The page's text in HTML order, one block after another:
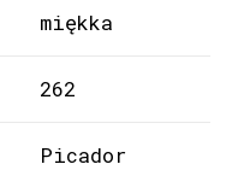
miękka
262
Picador